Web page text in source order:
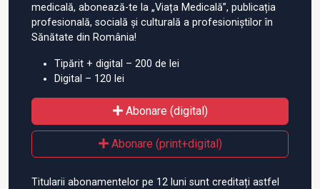
medicală, abonează-te la „Viața Medicală”, publicația
profesională, socială și culturală a profesioniștilor în
Sănătate din România!
Tipărit + digital – 200 de lei
Digital – 120 lei
Abonare (digital)
Abonare (print+digital)
Titularii abonamentelor pe 12 luni sunt creditați astfel